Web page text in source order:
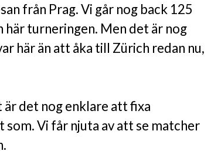
från Prag. Vi går nog back 125
turneringen. Men det är nog
här än att åka till Zürich redan nu,
det nog enklare att fixa
Vi får njuta av att se matcher